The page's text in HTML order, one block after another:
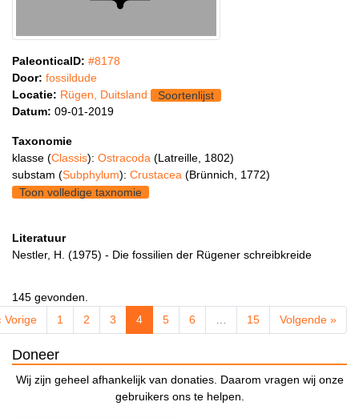
PaleonticaID: #8178
Door: fossildude
Locatie: Rügen, Duitsland
Soortenlijst
Datum: 09-01-2019
Taxonomie
klasse (Classis): Ostracoda (Latreille, 1802)
substam (Subphylum): Crustacea (Brünnich, 1772)
Toon volledige taxnomie
Literatuur
Nestler, H. (1975) - Die fossilien der Rügener schreibkreide
145 gevonden.
Vorige
1 2 3 4 5 6 15 Volgende »
Doneer
Wij zijn geheel afhankelijk van donaties. Daarom vragen wij onze
gebruikers ons te helpen.